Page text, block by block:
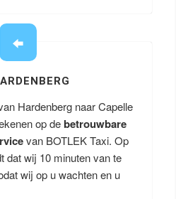
Hardenberg naar Capelle
op debetrouwbare
van BOTLEK Taxi. Op
dat wij 10 minuten van te
wij op u wachten en u